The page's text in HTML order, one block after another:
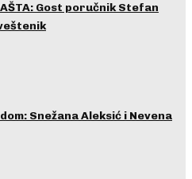
Gost poručnik Stefan
Snežana Aleksić i Nevena